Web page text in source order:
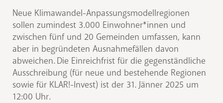
Neue Klimawandel-Anpassungsmodellregionen
sollen zumindest 3.000 Einwohner*innen und
zwischen fünf und 20 Gemeinden umfassen, kann
aber in begründeten Ausnahmefällen davon
abweichen. Die Einreichfrist für die gegenständliche
Ausschreibung (für neue und bestehende Regionen
sowie für KLAR!-Invest) ist der 31. Jänner 2025 um
12:00 Uhr.